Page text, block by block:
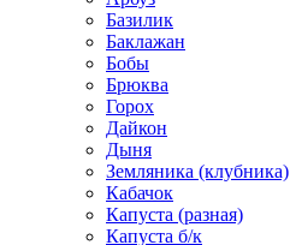
Базилик
Баклажан
Бобы
Брюква
Горох
Дайкон
Дыня
Земляника (клубника)
Кабачок
Капуста (разная)
Капуста б/к